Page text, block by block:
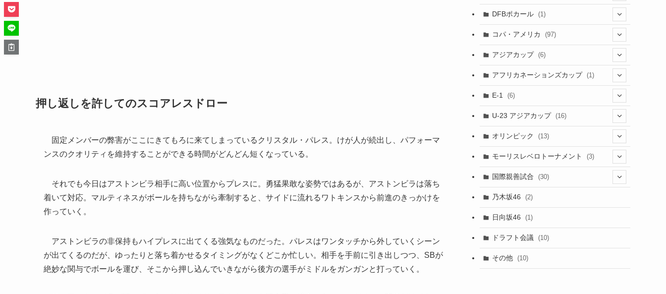
押し返しを許してのスコアレスドロー
固定メンバーの弊害がここにきてもろに来てしまっているクリスタル・パレス。けが人が続出し、パフォーマ
ンスのクオリティを維持することができる時間がどんどん短くなっている。
それでも今日はアストンビラ相手に高い位置からプレスに。勇猛果敢な姿勢ではあるが、アストンビラは落ち
着いて対応。マルティネスがボールを持ちながら牽制すると、サイドに流れるワトキンスから前進のきっかけを
作っていく。
アストンビラの非保持もハイプレスに出てくる強気なものだった。パレスはワンタッチから外していくシーン
が出てくるのだが、ゆったりと落ち着かせるタイミングがなくどこか忙しい。相手を手前に引き出しつつ、SBが
絶妙な関与でボールを運び、そこから押し込んでいきながら後方の選手がミドルをガンガンと打っていく。
DFBポカール (1)
コパ・アメリカ (97)
(32)
(48)
(7)
(11)
アジアカップ (6)
(5)
アフリカネーションズカップ (1)
E-1 (6)
(4)
(2)
U-23 アジアカップ (16)
(2)
オリンピック (13)
(8)
モーリスレベロトーナメント (3)
国際親善試合 (30)
(1)
(7)
乃木坂46 (2)
日向坂46 (1)
ドラフト会議 (10)
その他 (10)